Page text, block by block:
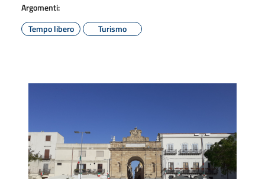
Argomenti:
Tempo libero
Turismo